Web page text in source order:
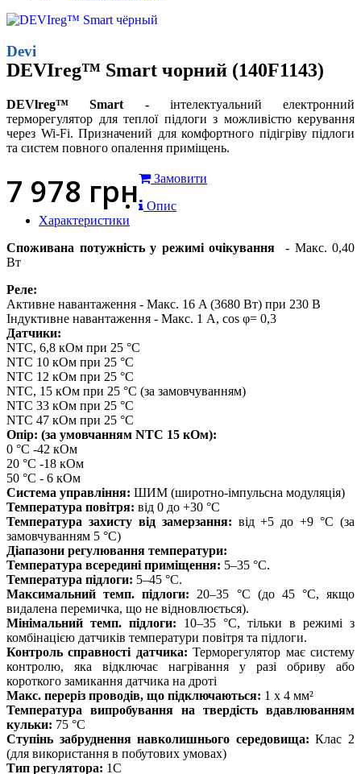
Devi
DEVIreg™ Smart чорний (140F1143)
DEVlreg™ Smart -інтелектуальний електронний
терморегулятор для теплої підлоги з можливістю керування
через Wi-Fi. Призначений для комфортного підігріву підлоги
та систем повного опалення приміщень.
7 978 грн
Замовити
Опис
Характеристики
Споживана потужність у режимі очікування - Макс. 0,40
Вт
Реле:
Активне навантаження - Макс. 16 A (3680 Вт) при 230 В
Індуктивне навантаження - Макс. 1 A, cos φ= 0,3
Датчики:
NTC, 6,8 кОм при 25 °C
NTC 10 кОм при 25 °C
NTC 12 кОм при 25 °C
NTC, 15 кОм при 25 °C (за замовчуванням)
NTC 33 кОм при 25 °C
NTC 47 кОм при 25 °C
Опір: (за умовчанням NTC 15 кОм):
0 °C -42 кОм
20 °C -18 кОм
50 °C - 6 кОм
Система управління: ШИМ (широтно-імпульсна модуляція)
Температура повітря: від 0 до +30 °C
Температура захисту від замерзання: від +5 до +9 °C (за
замовчуванням 5 °C)
Діапазони регулювання температури:
Температура всередині приміщення: 5–35 °C.
Температура підлоги: 5–45 °C.
Максимальний темп. підлоги: 20–35 °C (до 45 °C, якщо
видалена перемичка, що не відновлюється).
Мінімальний темп. підлоги: 10–35 °C, тільки в режимі з
комбінацією датчиків температури повітря та підлоги.
Контроль справності датчика: Терморегулятор має систему
контролю, яка відключає нагрівання у разі обриву або
короткого замикання датчика на дроті
Макс. переріз проводів, що підключаються: 1 x 4 мм²
Температура випробування на твердість вдавлюванням
кульки: 75 °C
Ступінь забруднення навколишнього середовища: Клас 2
(для використання в побутових умовах)
Тип регулятора: 1C